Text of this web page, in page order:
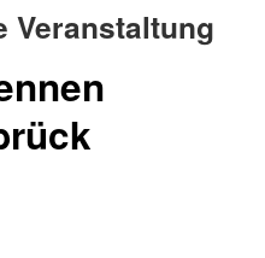
Veranstaltung